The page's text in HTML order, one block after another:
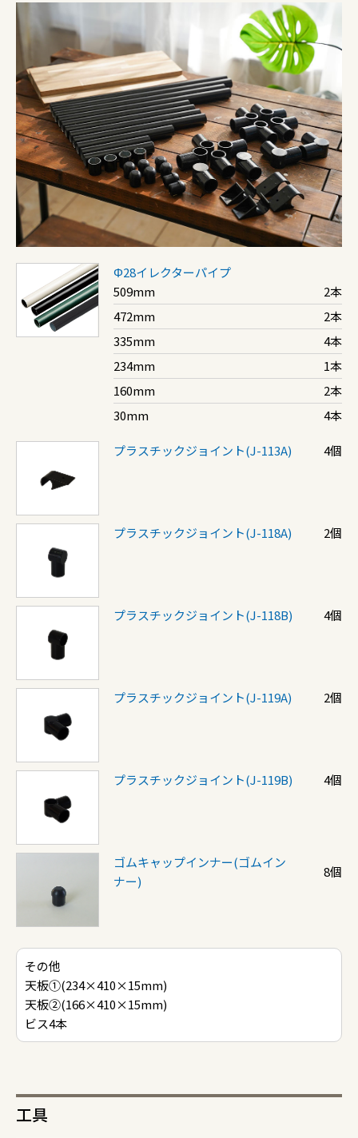
Φ28イレクターパイプ
509mm
2本
472mm
2本
335mm
4本
234mm
1本
160mm
2本
30mm
4本
プラスチックジョイント(J-113A) 4個
プラスチックジョイント(J-118A) 2個
プラスチックジョイント(J-118B) 4個
プラスチックジョイント(J-119A) 2個
プラスチックジョイント(J-119B) 4個
ゴムキャップインナー(ゴムイン
ナー)
8個
その他
天板①(234×410×15mm)
天板②(166×410×15mm)
ビス4本
工具